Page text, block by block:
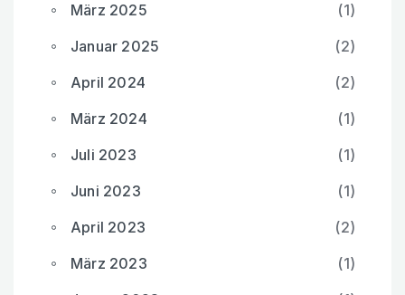
März 2025
(1)
Januar 2025
(2)
April 2024
(2)
März 2024
(1)
Juli 2023
(1)
Juni 2023
(1)
April 2023
(2)
März 2023
(1)